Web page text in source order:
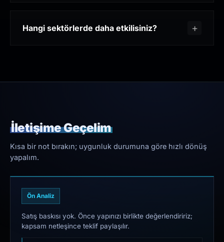
Hangi sektörlerde daha etkilisiniz?
İletişime Geçelim
Kısa bir not bırakın; uygunluk durumuna göre hızlı dönüş
yapalım.
Ön Analiz
Satış baskısı yok. Önce yapınızı birlikte değerlendiririz;
kapsam netleşince teklif paylaşılır.